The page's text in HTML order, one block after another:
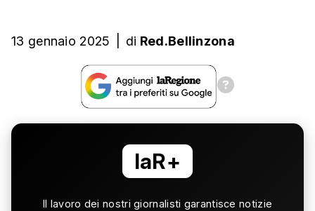
13 gennaio 2025 di Red.Bellinzona
laR+
Il lavoro dei nostri giornalisti garantisce notizie